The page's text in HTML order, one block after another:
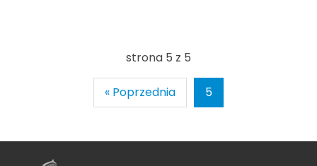
strona 5 z 5
« Poprzednia 5